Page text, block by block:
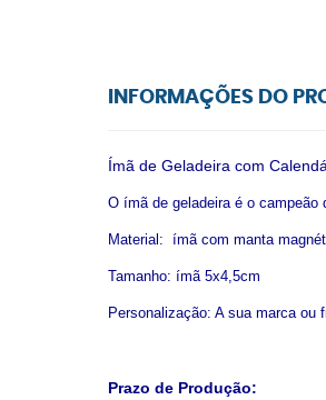
INFORMAÇÕES DO
Ímã de Geladeira com
O ímã de geladeira é o campeão
Material: ímã com manta
Tamanho: ímã 5x4,5cm
Personalização: A sua marca ou
Prazo de Produção: